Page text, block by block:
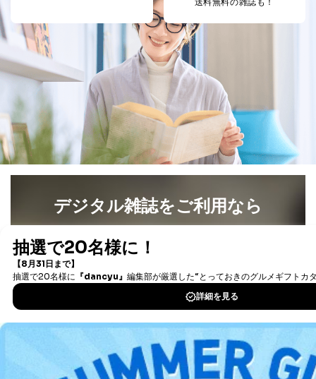
③国の機関又は地方公共団体が法令の定める事務を遂行
することに対して協力する必要がある場合であって、利
用目的を本人に通知し、又は公表することによって当該
事務の遂行に支障を及ぼすおそれがあるとき
④開示対象個人情報の利用目的が明らかな場合
開示対象個人情報については、保有個人データの本人ま
たはその代理人からの利用目的の通知、開示、変更等
（内容の訂正、追加または削除）、利用停止等（「利用
の停止または消去」「第三者への提供の停止」）の求め
に対応させていただいております。 当社顧客の皆様の
個人情報は「マイページ」にログインしていただくこと
つきましては、下記Aをご覧ください。 また、ご登録い
期限など、商品のお届けやご請求を行う上で支障がある
情報に変更があった場合には、当社が登録情報を変更さ
せていただく場合があります。
A.開示等の求めの申し出先、提出していただく書面等
し付けください。開示等の求めに際して提出していただ
■電話による場合
TEL:0570-200-223
送料無料の雑誌も！
デジタル雑誌をご利用なら
書籍）が無料で読み放題！
DOWNLOAD FOR IOS
DOWNLOAD FOR ANDROID